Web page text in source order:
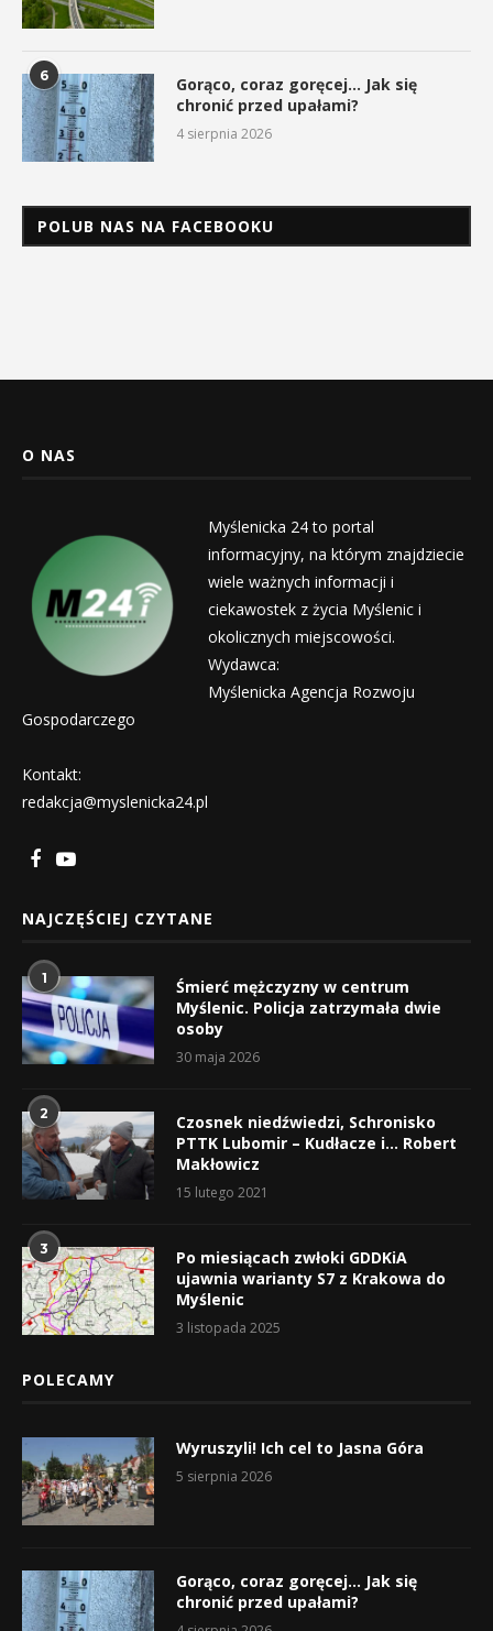
6
Gorąco, coraz goręcej… Jak się
chronić przed upałami?
4 sierpnia 2026
POLUB NAS NA FACEBOOKU
O NAS
Myślenicka 24 to portal
informacyjny, na którym znajdziecie
wiele ważnych informacji i
ciekawostek z życia Myślenic i
okolicznych miejscowości.
Wydawca:
Myślenicka Agencja Rozwoju
Gospodarczego
Kontakt:
redakcja@myslenicka24.pl
NAJCZĘŚCIEJ CZYTANE
1
Śmierć mężczyzny w centrum
Myślenic. Policja zatrzymała dwie
osoby
30 maja 2026
2
Czosnek niedźwiedzi, Schronisko
PTTK Lubomir – Kudłacze i… Robert
Makłowicz
15 lutego 2021
3
Po miesiącach zwłoki GDDKiA
ujawnia warianty S7 z Krakowa do
Myślenic
3 listopada 2025
POLECAMY
Wyruszyli! Ich cel to Jasna Góra
5 sierpnia 2026
Gorąco, coraz goręcej… Jak się
chronić przed upałami?